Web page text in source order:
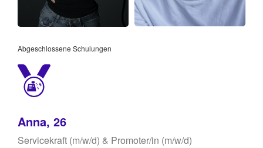
Abgeschlossene Schulungen
Anna, 26
Servicekraft (m/w/d) & Promoter/in (m/w/d)